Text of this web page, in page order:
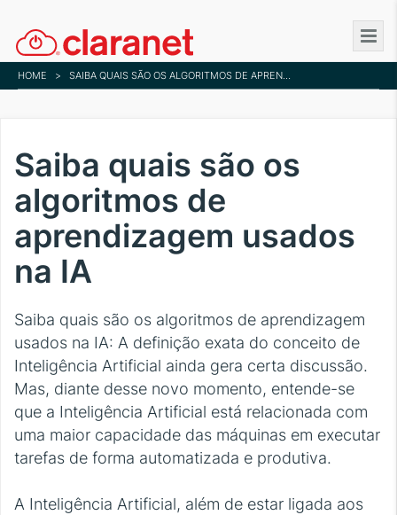
to
main
content
HOME > SAIBA QUAIS SÃO OS ALGORITMOS DE APRENDIZAGEM USADOS NA IA
Saiba quais são os
algoritmos de
aprendizagem usados
na IA
Saiba quais são os algoritmos de aprendizagem
usados na IA: A definição exata do conceito de
Inteligência Artificial ainda gera certa discussão.
Mas, diante desse novo momento, entende-se
que a Inteligência Artificial está relacionada com
uma maior capacidade das máquinas em executar
tarefas de forma automatizada e produtiva.
A Inteligência Artificial, além de estar ligada aos